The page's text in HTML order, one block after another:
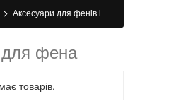
> Аксесуари для фенів і
фена
товарів.